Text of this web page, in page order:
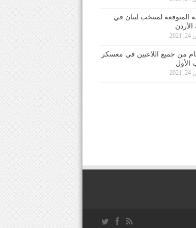
المتوقعة لمنتخب لبنان في
تام من جميع اللاعبين في معسكر
الأول